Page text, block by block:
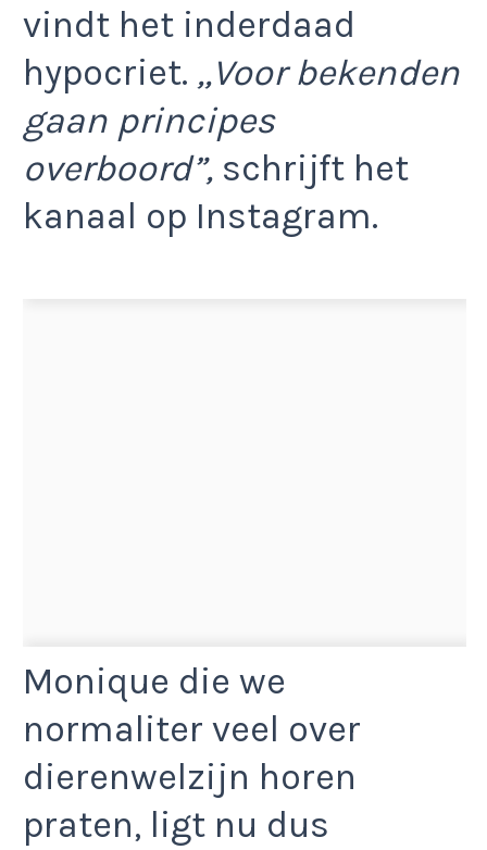
vindt het inderdaad
hypocriet. ,,Voor bekenden
gaan principes
overboord”, schrijft het
kanaal op Instagram.
Monique die we
normaliter veel over
dierenwelzijn horen
praten, ligt nu dus